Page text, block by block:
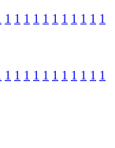
1 1 1 1 1 1 1 1 1 1 1
1 1 1 1 1 1 1 1 1 1 1